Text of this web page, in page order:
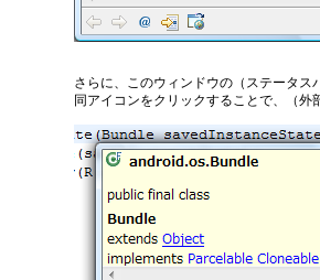
さらに、このウィンドウの（ステータ
同アイコンをクリックすることで、（